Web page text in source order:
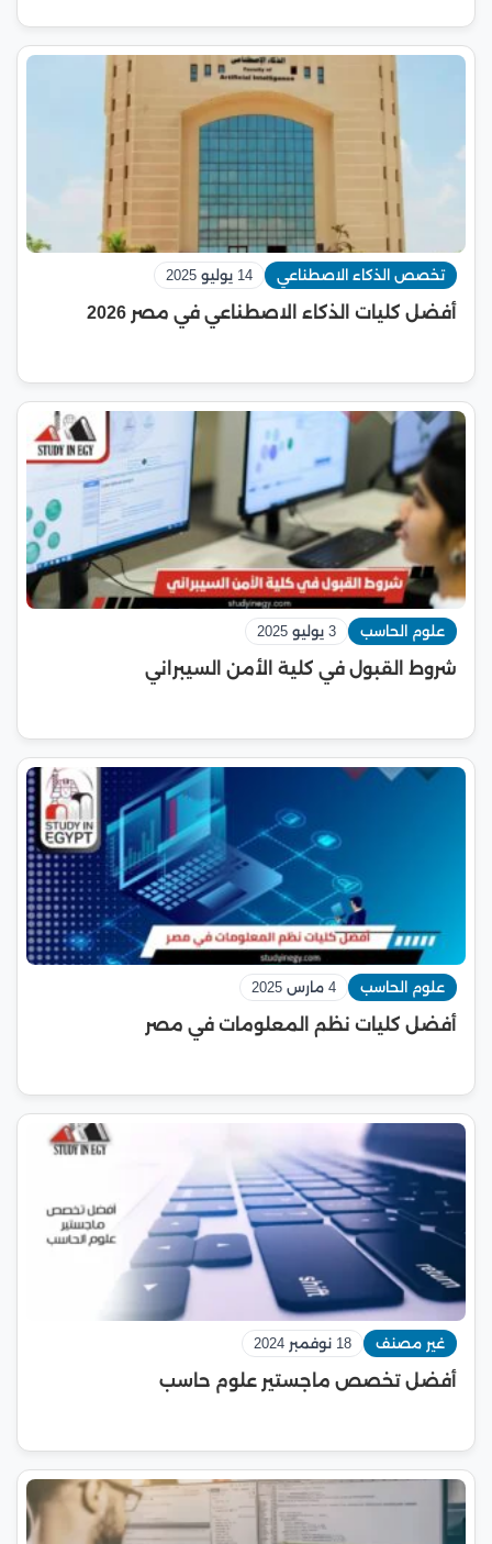
تخصص الذكاء الاصطناعي 14 يوليو 2025
أفضل كليات الذكاء الاصطناعي في مصر 2026
علوم الحاسب 3 يوليو 2025
شروط القبول في كلية الأمن السيبراني
علوم الحاسب 4 مارس 2025
أفضل كليات نظم المعلومات في مصر
غير مصنف 18 نوفمبر 2024
أفضل تخصص ماجستير علوم حاسب